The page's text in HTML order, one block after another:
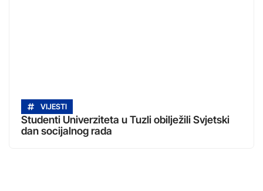
VIJESTI
Studenti Univerziteta u Tuzli obilježili Svjetski
dan socijalnog rada